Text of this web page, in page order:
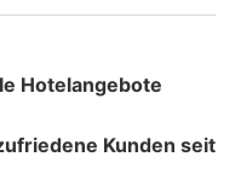
Hotelangebote
Kunden seit